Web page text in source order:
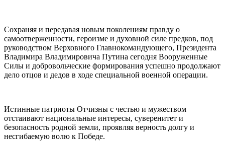
Сохраняя и передавая новым поколениям правду о
самоотверженности, героизме и духовной силе предков, под
руководством Верховного Главнокомандующего, Президента
Владимира Владимировича Путина сегодня Вооруженные
Силы и добровольческие формирования успешно продолжают
дело отцов и дедов в ходе специальной военной операции.
Истинные патриоты Отчизны с честью и мужеством
отстаивают национальные интересы, суверенитет и
безопасность родной земли, проявляя верность долгу и
несгибаемую волю к Победе.